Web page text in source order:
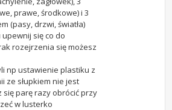
prawe, środkowe) i 3
(pasy, drzwi, światła)
się co do
rozejrzenia się możesz
np ustawienie plastiku z
ze słupkiem nie jest
parę razy obrócić przy
w lusterko